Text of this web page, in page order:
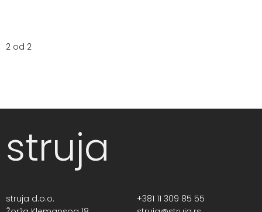
2 od 2
struja
struja d.o.o.
+381 11 309 85 55